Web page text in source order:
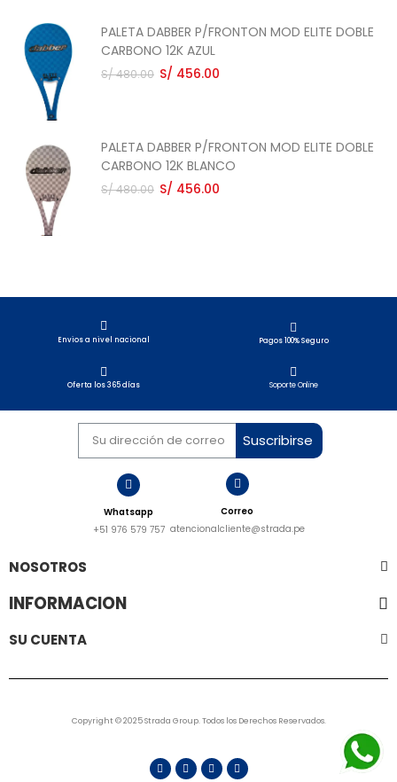
PALETA DABBER P/FRONTON MOD ELITE DOBLE
CARBONO 12K AZUL
S/ 480.00 S/ 456.00
PALETA DABBER P/FRONTON MOD ELITE DOBLE
CARBONO 12K BLANCO
S/ 480.00 S/ 456.00
Envios a nivel nacional​ Pagos 100% Seguro
Oferta los 365 días Soporte Online
Suscribirse
Whatsapp
+51 976 579 757
Correo
atencionalcliente@strada.pe
NOSOTROS
INFORMACION
SU CUENTA
Copyright © 2025 Strada Group. Todos los Derechos Reservados.